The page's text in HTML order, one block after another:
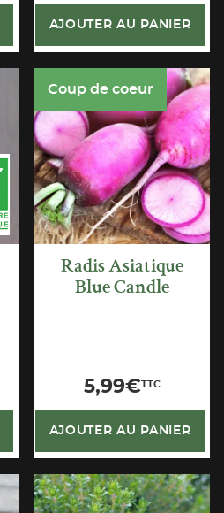
AJOUTER AU PANIER
Coup de coeur
Radis Asiatique
Blue Candle
5,99€TTC
AJOUTER AU PANIER
APERÇU
RAPIDE